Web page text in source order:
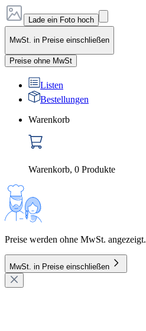
Lade ein Foto hoch
MwSt. in Preise einschließen
Preise ohne MwSt
Listen
Bestellungen
Warenkorb
Warenkorb, 0 Produkte
Preise werden ohne MwSt. angezeigt.
MwSt. in Preise einschließen